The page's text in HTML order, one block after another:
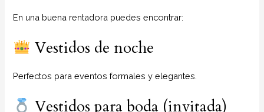
En una buena rentadora puedes encontrar:
Vestidos de noche
Perfectos para eventos formales y elegantes.
Vestidos para boda (invitada)